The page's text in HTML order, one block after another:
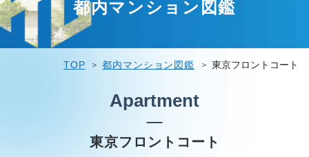
都内マンション図鑑
TOP 都内マンション図鑑 東京フロントコート
Apartment
東京フロントコート